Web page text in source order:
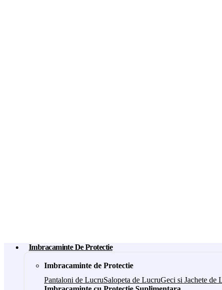
Imbracaminte De Protectie
Imbracaminte de Protectie
Pantaloni de LucruSalopeta de LucruGeci si Jachete de